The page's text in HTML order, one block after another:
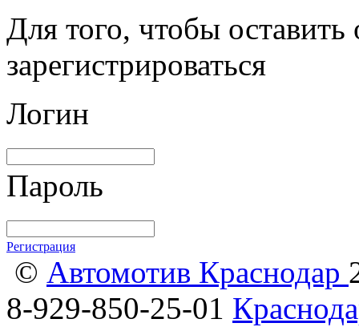
Для того, чтобы
зарегистрироваться
Логин
Пароль
Регистрация
© Автомотив Краснодар
8-929-850-25-01